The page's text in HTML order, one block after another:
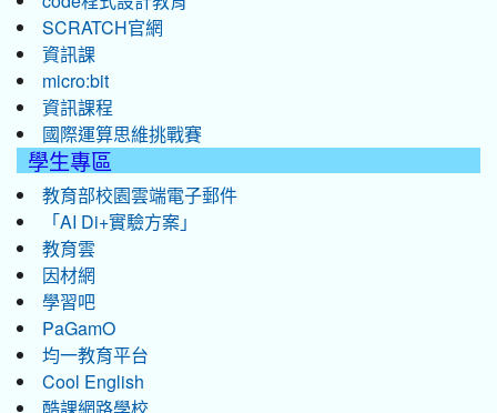
SCRATCH官網
資訊課
micro:bit
資訊課程
國際運算思維挑戰賽
學生專區
教育部校園雲端電子郵件
「AI Di+實驗方案」
教育雲
因材網
學習吧
PaGamO
均一教育平台
Cool English
酷課網路學校